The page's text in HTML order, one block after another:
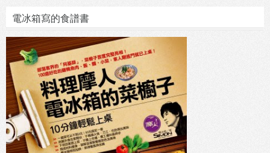
電冰箱寫的食譜書